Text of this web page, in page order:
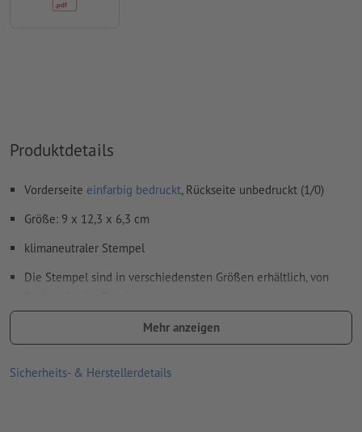
Wie lege ich Druckdaten richtig an?
Produktdetails
Vorderseite einfarbig bedruckt, Rückseite unbedruckt (1/0)
Größe: 9 x 12,3 x 6,3 cm
klimaneutraler Stempel
Die Stempel sind in verschiedensten Größen erhältlich, von
Lieferumfang: Stempel inklusive Stempelkissen und
Stempelplatte
Mehr anzeigen
Sicherheits- & Herstellerdetails